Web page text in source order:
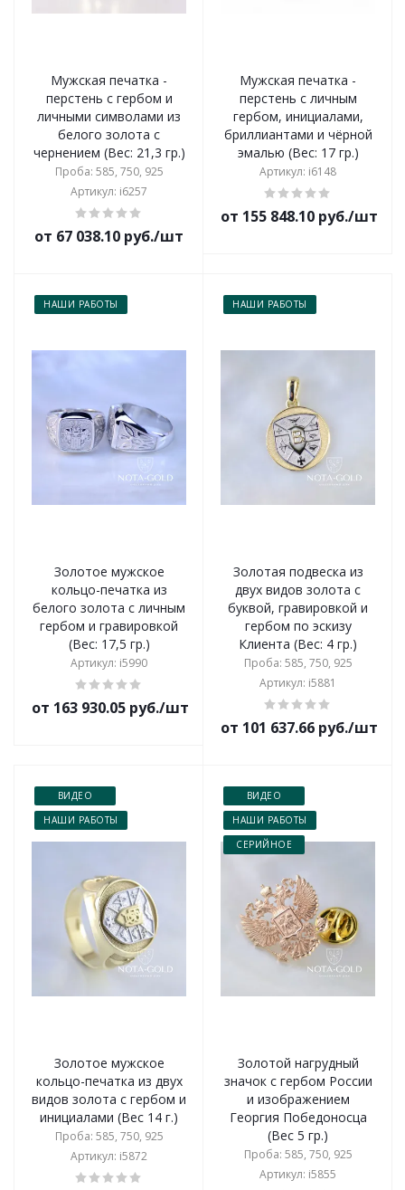
Мужская печатка -
перстень с гербом и
личными символами из
белого золота с
чернением (Вес: 21,3 гр.)
Проба: 585, 750, 925
Артикул: i6257
от 67 038.10 руб./шт
Мужская печатка -
перстень с личным
гербом, инициалами,
бриллиантами и чёрной
эмалью (Вес: 17 гр.)
Артикул: i6148
от 155 848.10 руб./шт
НАШИ РАБОТЫ
Золотое мужское
кольцо-печатка из
белого золота с личным
гербом и гравировкой
(Вес: 17,5 гр.)
Артикул: i5990
от 163 930.05 руб./шт
НАШИ РАБОТЫ
Золотая подвеска из
двух видов золота с
буквой, гравировкой и
гербом по эскизу
Клиента (Вес: 4 гр.)
Проба: 585, 750, 925
Артикул: i5881
от 101 637.66 руб./шт
ВИДЕО
НАШИ РАБОТЫ
Золотое мужское
кольцо-печатка из двух
видов золота с гербом и
инициалами (Вес 14 г.)
Проба: 585, 750, 925
Артикул: i5872
ВИДЕО
НАШИ РАБОТЫ
СЕРИЙНОЕ
Золотой нагрудный
значок с гербом России
и изображением
Георгия Победоносца
(Вес 5 гр.)
Проба: 585, 750, 925
Артикул: i5855